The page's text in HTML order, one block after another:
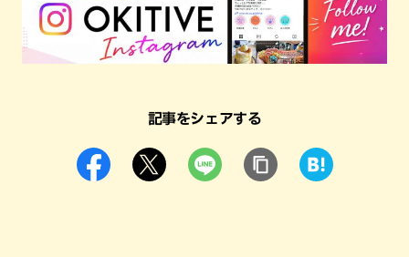
記事をシェアする